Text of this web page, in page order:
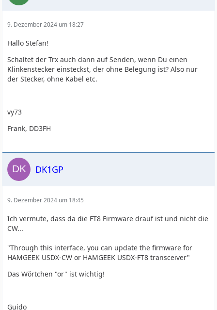
9. Dezember 2024 um 18:27
Hallo Stefan!
Schaltet der Trx auch dann auf Senden, wenn Du einen
Klinkenstecker einsteckst, der ohne Belegung ist? Also nur
der Stecker, ohne Kabel etc.
vy73
Frank, DD3FH
DK1GP
9. Dezember 2024 um 18:45
Ich vermute, dass da die FT8 Firmware drauf ist und nicht die
CW...
"Through this interface, you can update the firmware for
HAMGEEK USDX-CW or HAMGEEK USDX-FT8 transceiver"
Das Wörtchen "or" ist wichtig!
Guido